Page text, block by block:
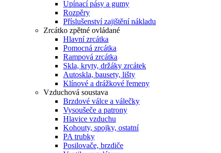
Upínací pásy a gumy
Rozpěry
Příslušenství zajištění nákladu
Zrcátko zpětné ovládané
Hlavní zrcátka
Pomocná zrcátka
Rampová zrcátka
Skla, kryty, držáky zrcátek
Autoskla, bausety, lišty
Klínové a drážkové řemeny
Vzduchová soustava
Brzdové válce a válečky
Vysoušeče a patrony
Hlavice vzduchu
Kohouty, spojky, ostatní
PA trubky
Posilovače, brzdiče